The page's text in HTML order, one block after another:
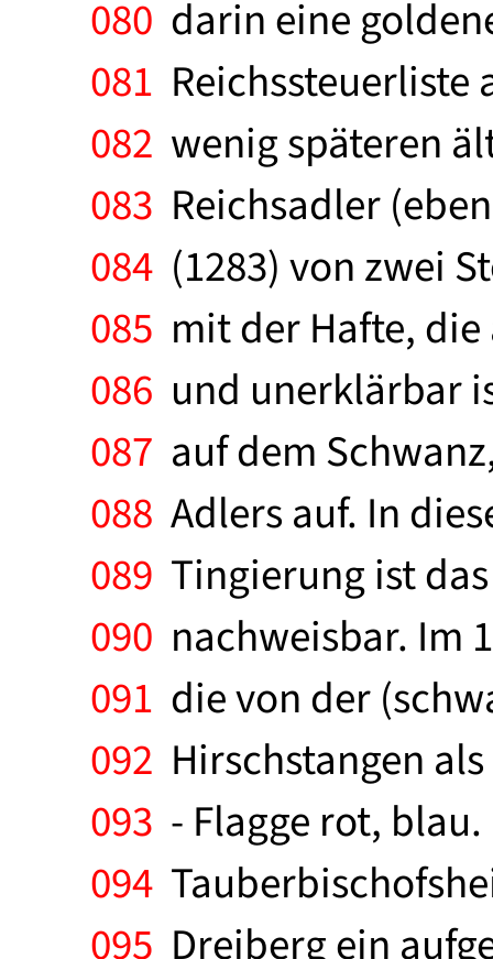
080 darin eine
081
082 wenig späteren
083 Reichsadler
084 (1283) von zwei
085 mit der Hafte,
086 und unerklärbar
087 auf dem
088 Adlers auf. In
089 Tingierung ist
090 nachweisbar. Im
091 die von der
092 Hirschstangen
093 - Flagge rot, blau.
094
095 Dreiberg ein